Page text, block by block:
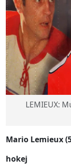
LEMIEUX:
Mario Lemieux
hokej